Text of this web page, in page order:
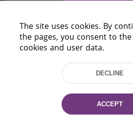
Tel.: (+375 17) 368 37 37
The site uses cookies. By
the pages, you consent to
cookies and user data.
DECLINE
ACCEPT